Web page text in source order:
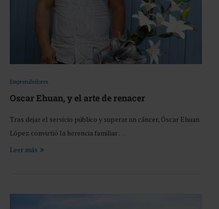
Emprendedores
Oscar Ehuan, y el arte de renacer
Tras dejar el servicio público y superar un cáncer, Óscar Ehuan
López convirtió la herencia familiar …
Leer más